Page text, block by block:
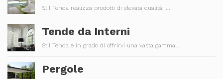
Stil Tenda realizza prodotti di elevata qualità, ...
Tende da Interni
Stil Tenda è in grado di offrirvi una vasta gamma...
Pergole